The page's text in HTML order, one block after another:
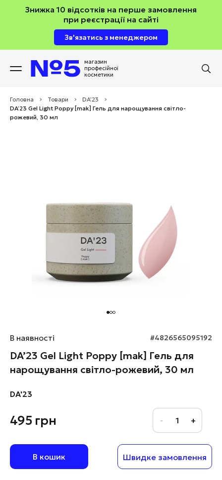
Знижка 10 відсотків на перше замовлення
при реєстрації на сайті
Зв'язатись з менеджером
магазин
професійної
косметики
Головна > Товари > DA’23
>
DA’23 Gel Light Poppy [mak] Гель для нарощування світло-
рожевий, 30 мл
В наявності #4826565095192
DA’23 Gel Light Poppy [mak] Гель для
нарощування світло-рожевий, 30 мл
DA'23
495 грн
В кошик Швидке замовлення